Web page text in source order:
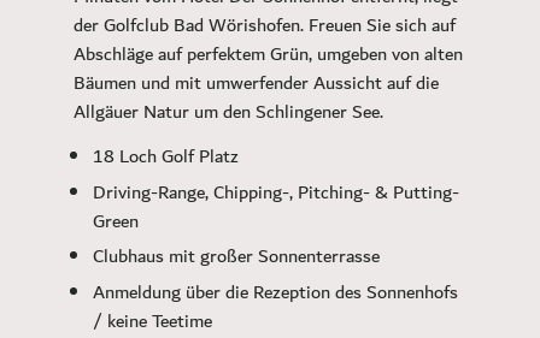
der Golfclub Bad Wörishofen. Freuen Sie sich auf
Abschläge auf perfektem Grün, umgeben von alten
Bäumen und mit umwerfender Aussicht auf die
Allgäuer Natur um den Schlingener See.
18 Loch Golf Platz
Driving-Range, Chipping-, Pitching- & Putting-
Green
Clubhaus mit großer Sonnenterrasse
Anmeldung über die Rezeption des Sonnenhofs
/ keine Teetime